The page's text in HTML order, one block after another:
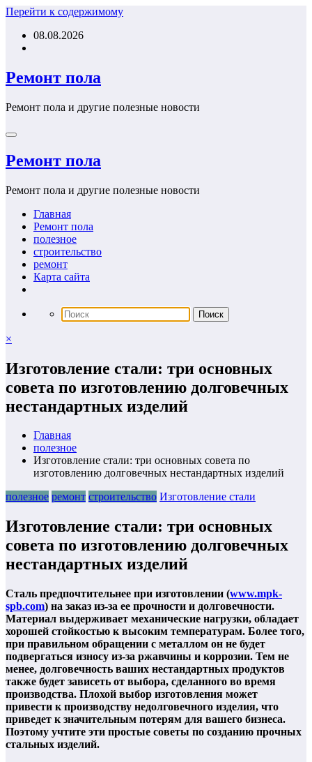
Перейти к содержимому
08.08.2026
Ремонт пола
Ремонт пола и другие полезные новости
Ремонт пола
Ремонт пола и другие полезные новости
Главная
Ремонт пола
полезное
строительство
ремонт
Карта сайта
×
Изготовление стали: три основных
совета по изготовлению долговечных
нестандартных изделий
Главная
полезное
Изготовление стали: три основных совета по
изготовлению долговечных нестандартных изделий
полезное ремонт строительство Изготовление стали
Изготовление стали: три основных
совета по изготовлению долговечных
нестандартных изделий
Сталь предпочтительнее при изготовлении (www.mpk-
spb.com) на заказ из-за ее прочности и долговечности.
Материал выдерживает механические нагрузки, обладает
хорошей стойкостью к высоким температурам. Более того,
при правильном обращении с металлом он не будет
подвергаться износу из-за ржавчины и коррозии. Тем не
менее, долговечность ваших нестандартных продуктов
также будет зависеть от выбора, сделанного во время
производства. Плохой выбор изготовления может
привести к производству недолговечного изделия, что
приведет к значительным потерям для вашего бизнеса.
Поэтому учтите эти простые советы по созданию прочных
стальных изделий.